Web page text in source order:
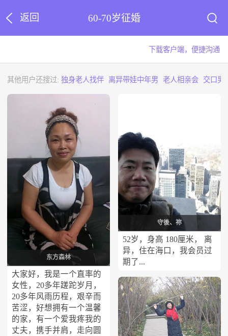
返回 60-70岁征婚
下载客户端，便捷沟通
其他用户还搜过:独身老人找伴 离异带娃中年男 老人相亲会 交口男
东方森林
大家好，我是一个直率的
女性，20多年蹉跎岁月，
20多年风雨历程，艰辛而
苦涩，好想拥有一个温馨
的家，有一个爱我疼我的
丈夫，携手并肩，走向圆
守後、祢
52岁，身高 180厘米， 离
异，住在海口，我会员过
期了...